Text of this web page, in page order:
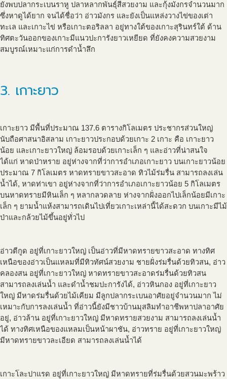
ยังพบปลากระเบนราหู ปลาหลากพันธุ์สีสวยงาม และกุ้งมังกรจำนวนมาก
ซึ่งหาดูได้ยาก จนได้ชื่อว่า อ่าวมังกร และยังเป็นแหล่งวางไข่ของเต่า
ทะเล และเกาะไข่ หรือเกาะตอริลลา อยู่ทางใต้ของเกาะสุรินทร์ใต้ ด้าน
ทิศตะวันออกของเกาะมีแนวปะการังยาวเหยียด ที่ยังคงความสวยงาม
สมบูรณ์เหมาะแก่การดำน้ำลึก
3. เกาะยาว
เกาะยาว มีพื้นที่ประมาณ 137.6 ตารางกิโลเมตร ประชากรส่วนใหญ่
นับถือศาสนาอิสลาม เกาะยาวประกอบด้วยเกาะ 2 เกาะ คือ เกาะยาว
น้อย และเกาะยาวใหญ่ ล้อมรอบด้วยเกาะเล็ก ๆ และอ่าวที่น่าสนใจ
ได้แก่ หาดป่าหราย อยู่ห่างจากที่ว่าการอำเภอเกาะยาว บนเกาะยาวน้อย
ประมาณ 7 กิโลเมตร หาดทรายขาวสะอาด ทิวไม้ร่มรื่น สามารถลงเล่น
น้ำได้, หาดท่าเขา อยู่ห่างจากที่ว่าการอำเภอเกาะยาวน้อย 5 กิโลเมตร
บนหาดทรายมีหินเล็ก ๆ หลากลวดลาย ห่างจากฝั่งออกไปเล็กน้อยมีเกาะ
เล็ก ๆ ยามน้ำแห้งสามารถเดินไปเที่ยวเกาะเหล่านี้ได้สะดวก บนเกาะมีไม้
ป่าและกล้วยไม้ขึ้นอยู่ทั่วไป
อ่าวตีกูด อยู่ที่เกาะยาวใหญ่ เป็นอ่าวที่มีหาดทรายขาวสะอาด ทางทิศ
เหนือของอ่าวเป็นแหลมที่มีทิวทัศน์สวยงาม ชายฝั่งร่มรื่นด้วยทิวสน, อ่าว
คลองสน อยู่ที่เกาะยาวใหญ่ หาดทรายขาวสะอาดร่มรื่นด้วยทิวสน
สามารถลงเล่นน้ำ และดำน้ำชมปะการังได้, อ่าวหินกอง อยู่ที่เกาะยาว
ใหญ่ มีหาดร่มรื่นด้วยไม้เคียม มีลูกปลากระเบนอาศัยอยู่จำนวนมาก ไม่
เหมาะกับการลงเล่นน้ำ ที่อ่าวนี้ยังมีชาวบ้านมุสลิมทำอาชีพหาปลาอาศัย
อยู่, อ่าวล้าน อยู่ที่เกาะยาวใหญ่ มีหาดทรายสวยงาม สามารถลงเล่นน้ำ
ได้ ทางทิศเหนือของแหลมเป็นหน้าผาชัน, อ่าวทราย อยู่ที่เกาะยาวใหญ่
มีหาดทรายขาวละเอียด สามารถลงเล่นน้ำได้
เกาะโละปาแรด อยู่ที่เกาะยาวใหญ่ มีหาดทรายที่ร่มรื่นด้วยสวนมะพร้าว